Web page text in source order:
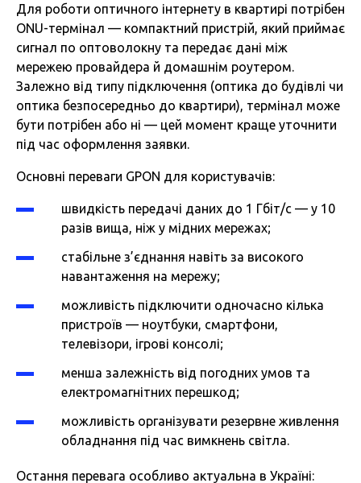
Для роботи оптичного інтернету в квартирі потрібен
ONU-термінал — компактний пристрій, який приймає
сигнал по оптоволокну та передає дані між
мережею провайдера й домашнім роутером.
Залежно від типу підключення (оптика до будівлі чи
оптика безпосередньо до квартири), термінал може
бути потрібен або ні — цей момент краще уточнити
під час оформлення заявки.
Основні переваги GPON для користувачів:
швидкість передачі даних до 1 Гбіт/с — у 10
разів вища, ніж у мідних мережах;
стабільне з’єднання навіть за високого
навантаження на мережу;
можливість підключити одночасно кілька
пристроїв — ноутбуки, смартфони,
телевізори, ігрові консолі;
менша залежність від погодних умов та
електромагнітних перешкод;
можливість організувати резервне живлення
обладнання під час вимкнень світла.
Остання перевага особливо актуальна в Україні: